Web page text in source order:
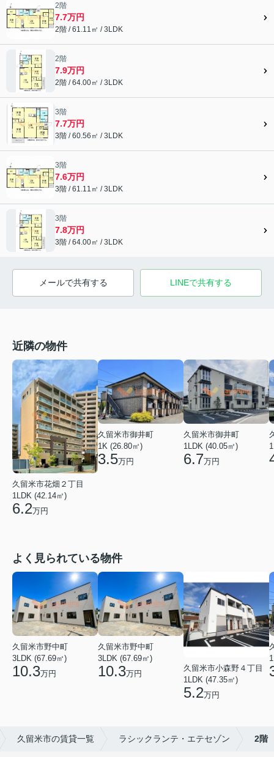
2階
7.7万円
2階 / 61.11㎡ / 3LDK
2階
7.9万円
2階 / 64.00㎡ / 3LDK
3階
7.7万円
3階 / 60.56㎡ / 3LDK
3階
7.6万円
3階 / 61.11㎡ / 3LDK
3階
7.8万円
3階 / 64.00㎡ / 3LDK
メールで共有する LINEで共有する
近隣の物件
久留米市花畑２丁目
1LDK (42.14㎡)
6.2万円
久留米市御井町
1K (26.80㎡)
3.5万円
久留米市御井町
1LDK (40.05㎡)
6.7万円
よく見られている物件
久留米市野中町
3LDK (67.69㎡)
10.3万円
久留米市野中町
3LDK (67.69㎡)
10.3万円
久留米市小森野４丁目
1LDK (47.35㎡)
5.2万円
久留米市の賃貸一覧 ラシックランテ・エテセゾン 2階